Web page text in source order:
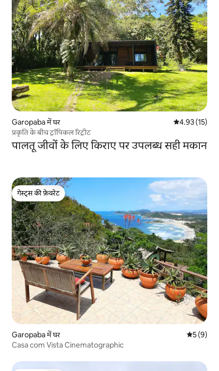
Garopaba में घर औसत रेटिंग 5 में
4.93 (15)
प्रकृति के बीच ट्रॉपिकल रिट्रीट
पालतू जीवों के लिए किराए पर उपलब्ध सही मकान
गेस्ट्स की फ़ेवरेट
गेस्ट्स की फ़ेवरेट
Garopaba में घर औसत रेटिंग
5 (9)
Casa com Vista Cinematographic